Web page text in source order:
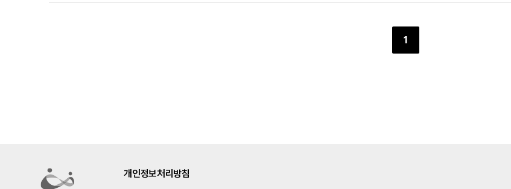
1
개인정보처리방침